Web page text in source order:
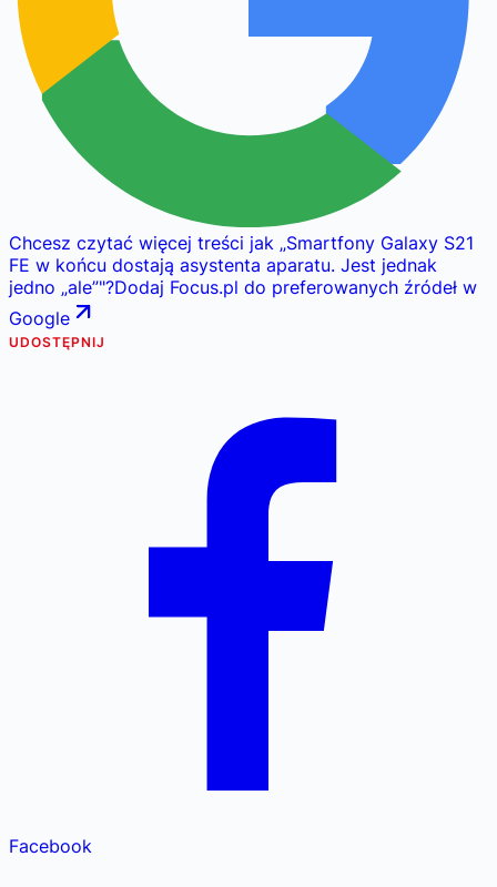
Chcesz czytać więcej treści jak „Smartfony Galaxy S21
FE w końcu dostają asystenta aparatu. Jest jednak
jedno „ale”"?Dodaj Focus.pl do preferowanych źródeł w
Google
UDOSTĘPNIJ
Facebook